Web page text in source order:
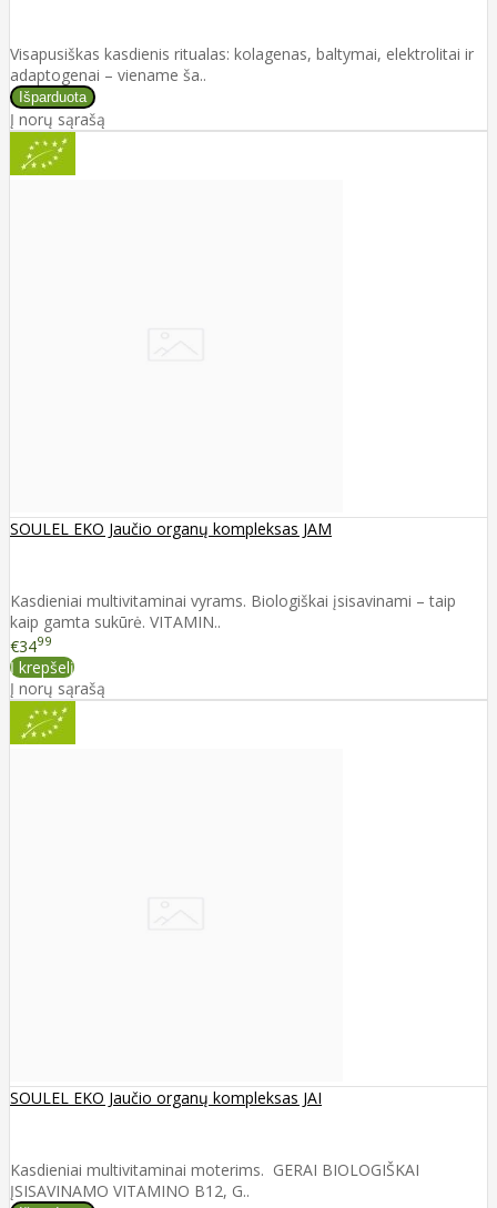
Visapusiškas kasdienis ritualas: kolagenas, baltymai, elektrolitai ir
adaptogenai – viename ša..
Į norų sąrašą
SOULEL EKO Jaučio organų kompleksas JAM
Kasdieniai multivitaminai vyrams. Biologiškai įsisavinami – taip
kaip gamta sukūrė. VITAMIN..
€3499
Į krepšelį
Į norų sąrašą
SOULEL EKO Jaučio organų kompleksas JAI
Kasdieniai multivitaminai moterims. GERAI BIOLOGIŠKAI
ĮSISAVINAMO VITAMINO B12, G..